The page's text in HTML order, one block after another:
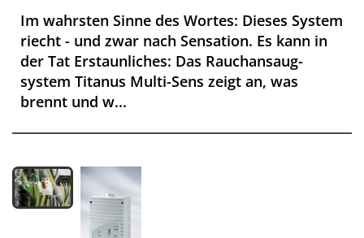
Im wahrsten Sinne des Wortes: Dieses System
riecht - und zwar nach Sensation. Es kann in
der Tat Erstaunliches: Das Rauchansaug­
system Titanus Multi-Sens zeigt an, was
brennt und w...